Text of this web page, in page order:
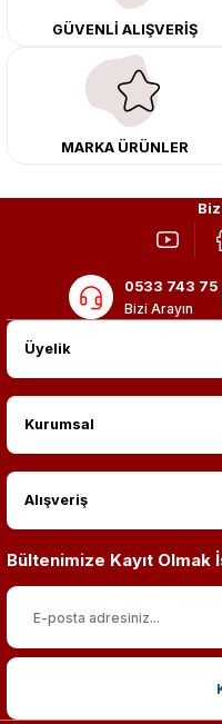
Tüm ürünlerimiz orijinal,
merkezimizde profesyonel
kargo ile teslimat
adres: Egzoz Sepeti.
GÜVENLİ ALIŞVERİŞ
MARKA ÜRÜNLER
0533 743 75
Bizi Arayın
Üyelik
Kurumsal
Alışveriş
Bültenimize Kayıt Olmak